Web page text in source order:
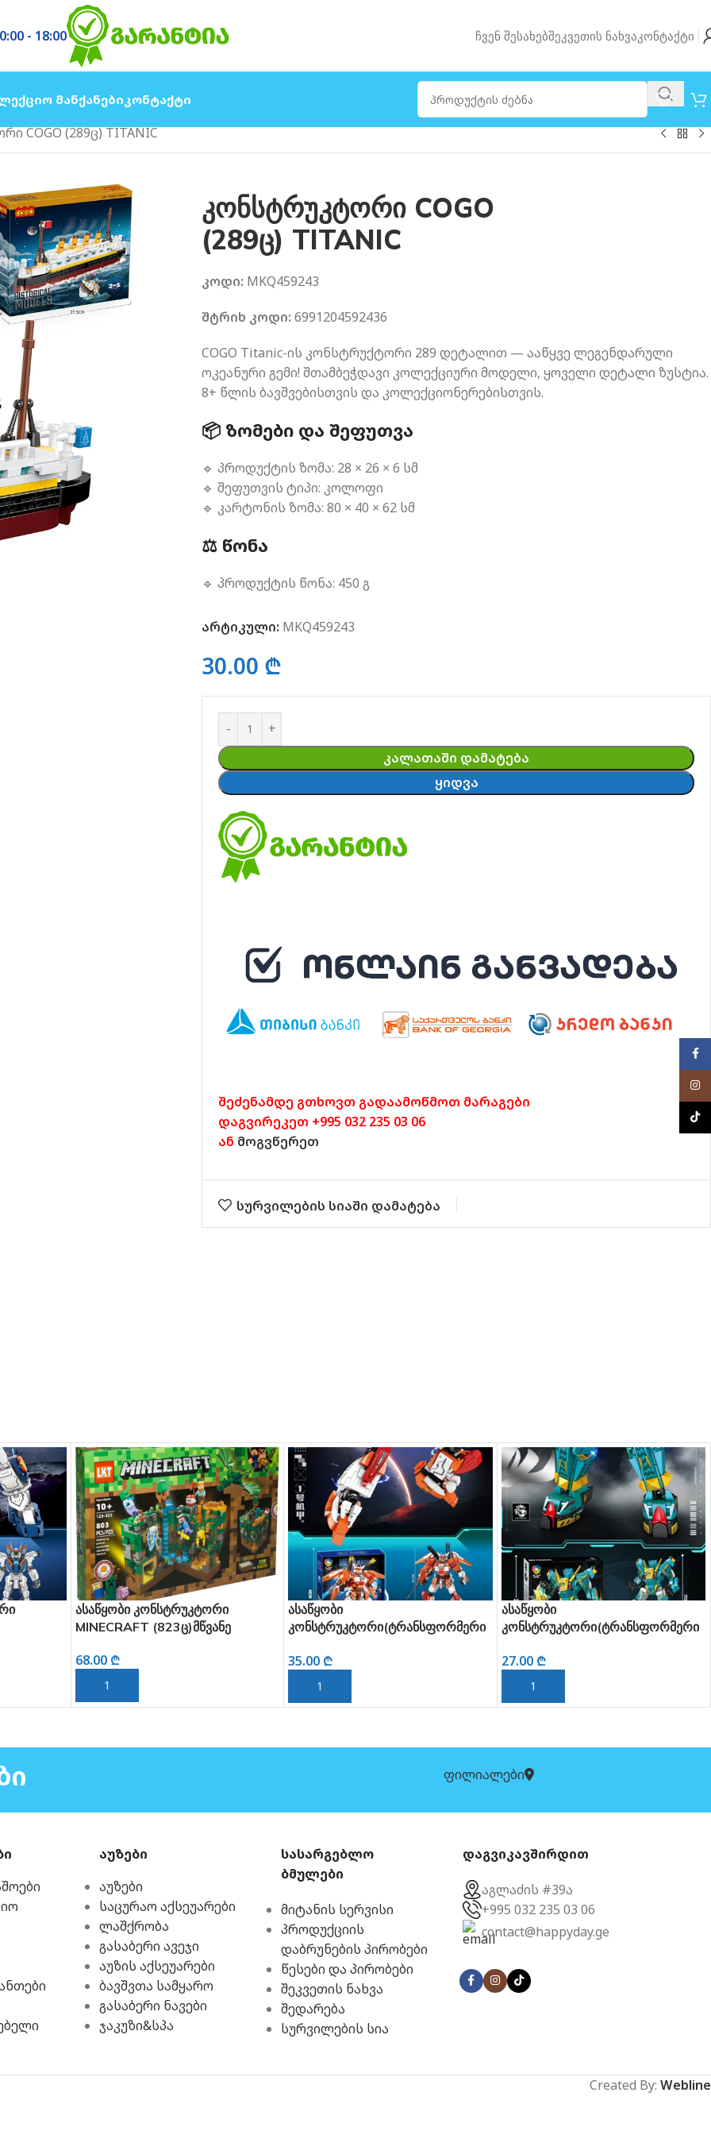
- 18:00 Ჩვენ ᲨესახებᲨეკვეთის ᲜახვაᲙონტაქტი
Მანქანები Კონტაქტი
COGO (289ც) TITANIC
კონსტრუკტორი COGO
(289ც) TITANIC
კოდი: MKQ459243
შტრიხ კოდი: 6991204592436
COGO Titanic-ის კონსტრუქტორი 289 დეტალით — ააწყვე ლეგენდარული
ოკეანური გემი! შთამბეჭდავი კოლექციური მოდელი, ყოველი დეტალი ზუსტია.
8+ წლის ბავშვებისთვის და კოლექციონერებისთვის.
📦 ᲖᲝᲛᲔᲑᲘ ᲓᲐ ᲨᲔᲤᲣᲗᲕᲐ
🔹 პროდუქტის ზომა: 28 × 26 × 6 სმ
🔹 შეფუთვის ტიპი: კოლოფი
🔹 კარტონის ზომა: 80 × 40 × 62 სმ
⚖️ ᲬᲝᲜᲐ
🔹 პროდუქტის წონა: 450 გ
არტიკული: MKQ459243
30.00 ₾
ᲙᲐᲚᲐᲗᲐᲨᲘ ᲓᲐᲛᲐᲢᲔᲑᲐ
ᲧᲘᲓᲕᲐ
შეძენამდე გთხოვთ გადაამოწმოთ მარაგები
დაგვირეკეთ +995 032 235 03 06
ან მოგვწერეთ
სურვილების სიაში დამატება
ასაწყობი კონსტრუკტორი
MINECRAFT (823ც)მწვანე
ᲙᲐᲚᲐᲗᲐᲨᲘ ᲓᲐᲛᲐᲢᲔᲑᲐ
ასაწყობი
კონსტრუკტორი(ტრანსფორმერი
ᲙᲐᲚᲐᲗᲐᲨᲘ ᲓᲐᲛᲐᲢᲔᲑᲐ
კონსტრუკტორი(ტრანსფორმერი
ᲙᲐᲚᲐᲗᲐᲨᲘ ᲓᲐᲛᲐᲢᲔᲑᲐ
ფილიალები
აუზები
აუზები
საცურაო აქსეუარები
ლაშქრობა
გასაბერი ავეჯი
აუზის აქსეუარები
ბავშვთა სამყარო
გასაბერი ნავები
ჯაკუზი&სპა
სასარგებლო
ბმულები
მიტანის სერვისი
პროდუქციის
დაბრუნების პირობები
წესები და პირობები
შეკვეთის ნახვა
შედარება
სურვილების სია
დაგვიკავშირდით
აგლაძის #39ა
+995 032 235 03 06
contact@happyday.ge
Created By: Webline